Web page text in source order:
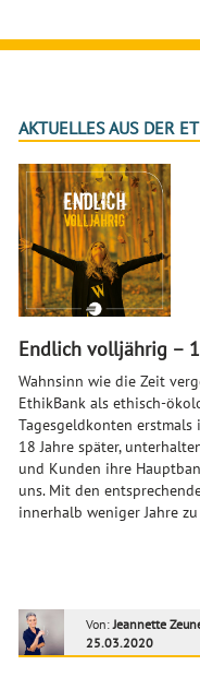
AKTUELLES AUS DER
Endlich volljährig –
Wahnsinn wie die Zeit
EthikBank als ethisch-
Tagesgeldkonten
18 Jahre später,
und Kunden ihre
uns. Mit den
innerhalb weniger Jahre
Von:Jeannette
25.03.2020